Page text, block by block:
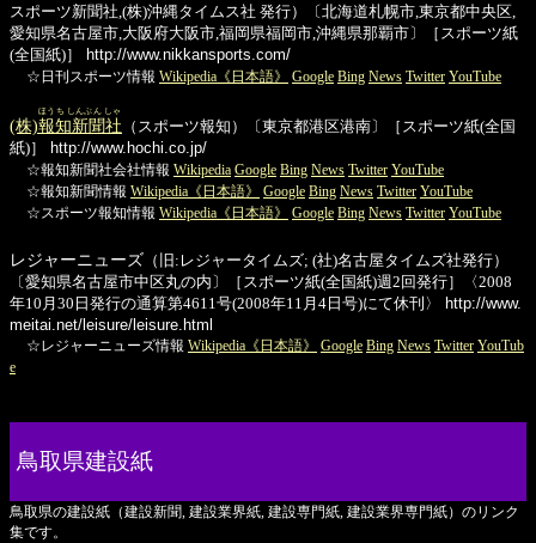
スポーツ新聞社,(株)沖縄タイムス社 発行）〔北海道札幌市,東京都中央区,
愛知県名古屋市,大阪府大阪市,福岡県福岡市,沖縄県那覇市〕［スポーツ紙
(全国紙)］
http://www.nikkansports.com/
☆日刊スポーツ情報 Wikipedia《日本語》 Google Bing News Twitter YouTube
(株)報知新聞社
ほうち しんぶん しゃ
（スポーツ報知）〔東京都港区港南〕［スポーツ紙(全国
紙)］
http://www.hochi.co.jp/
☆報知新聞社会社情報 Wikipedia Google Bing News Twitter YouTube
☆報知新聞情報 Wikipedia《日本語》 Google Bing News Twitter YouTube
☆スポーツ報知情報 Wikipedia《日本語》 Google Bing News Twitter YouTube
レジャーニューズ （旧:レジャータイムズ; (社)名古屋タイムズ社発行）
〔愛知県名古屋市中区丸の内〕［スポーツ紙(全国紙)週2回発行］〈2008
年10月30日発行の通算第4611号(2008年11月4日号)にて休刊〉
http://www.
meitai.net/leisure/leisure.html
☆レジャーニューズ情報 Wikipedia《日本語》 Google Bing News Twitter YouTub
e
鳥取県建設紙
鳥取県の建設紙（建設新聞, 建設業界紙, 建設専門紙, 建設業界専門紙）のリンク
集です。